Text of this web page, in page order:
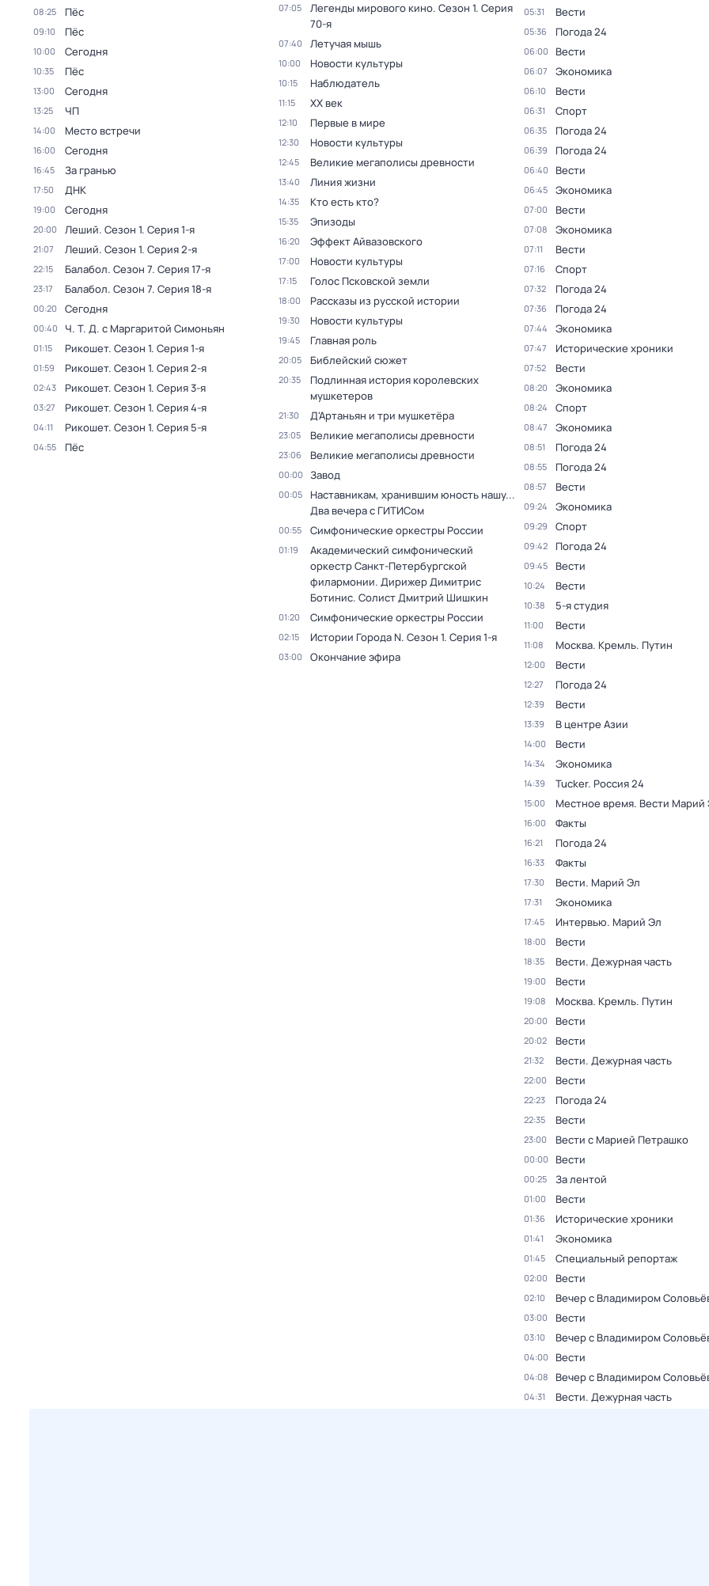
08:25 Пёс
09:10 Пёс
10:00 Сегодня
10:35 Пёс
13:00 Сегодня
13:25 ЧП
14:00 Место встречи
16:00 Сегодня
16:45 За гранью
17:50 ДНК
19:00 Сегодня
20:00 Леший. Сезон 1. Серия 1-я
21:07 Леший. Сезон 1. Серия 2-я
22:15 Балабол. Сезон 7. Серия 17-я
23:17 Балабол. Сезон 7. Серия 18-я
00:20 Сегодня
00:40 Ч. T. Д. с Маргаритой Симоньян
01:15 Рикошет. Сезон 1. Серия 1-я
01:59 Рикошет. Сезон 1. Серия 2-я
02:43 Рикошет. Сезон 1. Серия 3-я
03:27 Рикошет. Сезон 1. Серия 4-я
04:11 Рикошет. Сезон 1. Серия 5-я
04:55 Пёс
07:05 Легенды мирового кино. Сезон 1. Серия
70-я
07:40 Летучая мышь
10:00 Новости культуры
10:15 Наблюдатель
11:15 ХХ век
12:10 Первые в мире
12:30 Новости культуры
12:45 Великие мегаполисы древности
13:40 Линия жизни
14:35 Кто есть кто?
15:35 Эпизоды
16:20 Эффект Айвазовского
17:00 Новости культуры
17:15 Голос Псковской земли
18:00 Рассказы из русской истории
19:30 Новости культуры
19:45 Главная роль
20:05 Библейский сюжет
20:35
Подлинная история королевских
мушкетеров
21:30 Д'Артаньян и три мушкетёра
23:05 Великие мегаполисы древности
23:06 Великие мегаполисы древности
00:00 Завод
00:05
Наставникам, хранившим юность нашу...
Два вечера с ГИТИСом
00:55 Симфонические оркестры России
01:19
Академический симфонический
оркестр Санкт-Петербургской
филармонии. Дирижер Димитрис
Ботинис. Солист Дмитрий Шишкин
01:20 Симфонические оркестры России
02:15 Истории Города N. Сезон 1. Серия 1-я
03:00 Окончание эфира
05:31 Вести
05:36 Погода 24
06:00 Вести
06:07 Экономика
06:10 Вести
06:31 Спорт
06:35 Погода 24
06:39 Погода 24
06:40 Вести
06:45 Экономика
07:00 Вести
07:08 Экономика
07:11 Вести
07:16 Спорт
07:32 Погода 24
07:36 Погода 24
07:44 Экономика
07:47 Исторические хроники
07:52 Вести
08:20 Экономика
08:24 Спорт
08:47 Экономика
08:51 Погода 24
08:55 Погода 24
08:57 Вести
09:24 Экономика
09:29 Спорт
09:42 Погода 24
09:45 Вести
10:24 Вести
10:38 5-я студия
11:00 Вести
11:08 Москва. Кремль. Путин
12:00 Вести
12:27 Погода 24
12:39 Вести
13:39 В центре Азии
14:00 Вести
14:34 Экономика
14:39 Tucker. Россия 24
15:00 Местное время. Вести Марий
16:00 Факты
16:21 Погода 24
16:33 Факты
17:30 Вести. Марий Эл
17:31 Экономика
17:45 Интервью. Марий Эл
18:00 Вести
18:35 Вести. Дежурная часть
19:00 Вести
19:08 Москва. Кремль. Путин
20:00 Вести
20:02 Вести
21:32 Вести. Дежурная часть
22:00 Вести
22:23 Погода 24
22:35 Вести
23:00 Вести с Марией Петрашко
00:00 Вести
00:25 За лентой
01:00 Вести
01:36 Исторические хроники
01:41 Экономика
01:45 Специальный репортаж
02:00 Вести
02:10 Вечер с Владимиром
03:00 Вести
03:10 Вечер с Владимиром
04:00 Вести
04:08 Вечер с Владимиром
04:31 Вести. Дежурная часть